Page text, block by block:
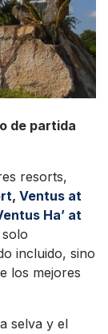
de partida
resorts,
, Ventus at
Ha’ at
incluido, sino
los mejores
selva y el